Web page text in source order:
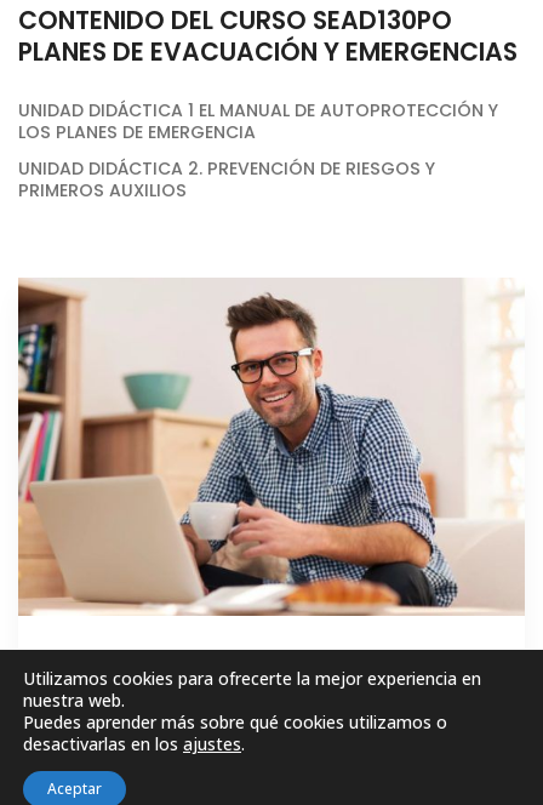
CONTENIDO DEL CURSO SEAD130PO
PLANES DE EVACUACIÓN Y EMERGENCIAS
UNIDAD DIDÁCTICA 1 EL MANUAL DE AUTOPROTECCIÓN Y
LOS PLANES DE EMERGENCIA
UNIDAD DIDÁCTICA 2. PREVENCIÓN DE RIESGOS Y
PRIMEROS AUXILIOS
GRATIS
MATRICÚLESE AHORA!
Utilizamos cookies para ofrecerte la mejor experiencia en
nuestra web.
Puedes aprender más sobre qué cookies utilizamos o
desactivarlas en los ajustes.
Aceptar